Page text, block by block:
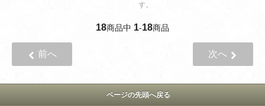
す。
18商品中 1-18商品
前へ 次へ
ページの先頭へ戻る